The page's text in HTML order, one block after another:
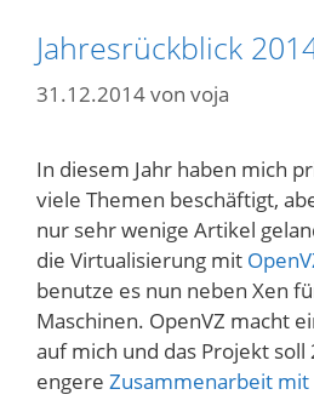
Jahresrückblick
31.12.2014von voja
In diesem Jahr haben mich
viele Themen beschäftigt,
nur sehr wenige Artikel
die Virtualisierung mit
benutze es nun neben Xen
Maschinen. OpenVZ macht
auf mich und das Projekt
engere Zusammenarbeit